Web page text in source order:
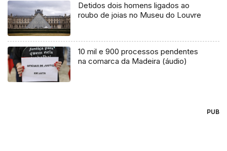
Detidos dois homens ligados ao
roubo de joias no Museu do Louvre
10 mil e 900 processos pendentes
na comarca da Madeira (áudio)
PUB